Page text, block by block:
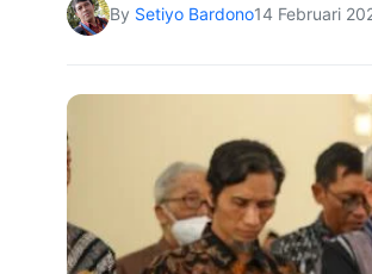
By Setiyo Bardono14 Februari